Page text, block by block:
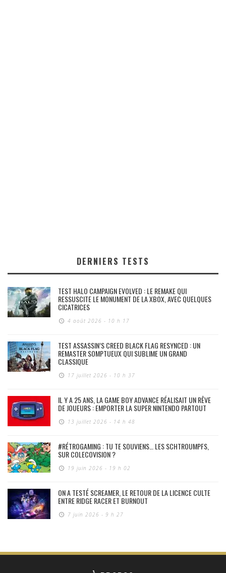
DERNIERS TESTS
TEST HALO CAMPAIGN EVOLVED : LE REMAKE QUI
RESSUSCITE LE MONUMENT DE LA XBOX, AVEC QUELQUES
CICATRICES
4 août 2026 - 10 h 17
TEST ASSASSIN’S CREED BLACK FLAG RESYNCED : UN
REMASTER SOMPTUEUX QUI SUBLIME UN GRAND
CLASSIQUE
17 juillet 2026 - 10 h 37
IL Y A 25 ANS, LA GAME BOY ADVANCE RÉALISAIT UN RÊVE
DE JOUEURS : EMPORTER LA SUPER NINTENDO PARTOUT
13 juillet 2026 - 14 h 48
#RÉTROGAMING : TU TE SOUVIENS… LES SCHTROUMPFS,
SUR COLECOVISION ?
19 juin 2026 - 19 h 02
ON A TESTÉ SCREAMER, LE RETOUR DE LA LICENCE CULTE
ENTRE RIDGE RACER ET BURNOUT
7 juin 2026 - 9 h 27